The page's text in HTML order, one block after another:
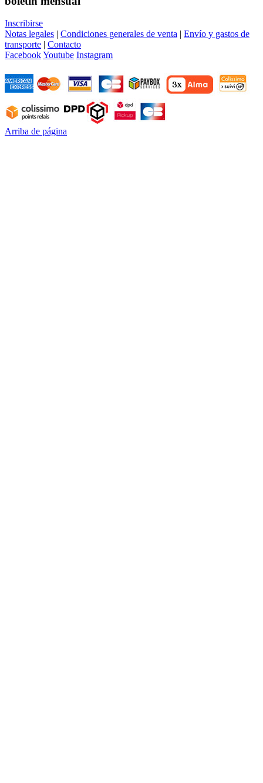
Inscribirse
Notas legales | Condiciones generales de venta | Envío y gastos de
transporte | Contacto
FacebookYoutube Instagram
Arriba de página